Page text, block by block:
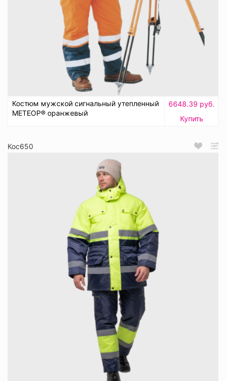
Костюм мужской сигнальный утепленный
МЕТЕОР® оранжевый
6648.39 руб.
Купить
Кос650